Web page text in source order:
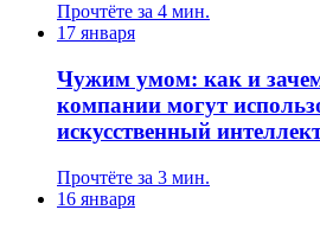
Прочтёте за 4 мин.
17 января
Чужим умом: как и
компании могут
искусственный
Прочтёте за 3 мин.
16 января